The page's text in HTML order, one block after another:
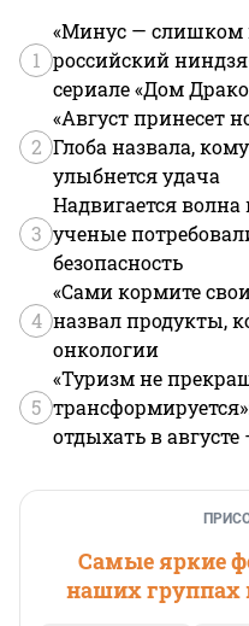
1
«Минус — слишком
российский
сериале «Дом
2
«Август принесет
Глоба назвала,
улыбнется удача
3
Надвигается
ученые
безопасность
4
«Сами кормите
назвал продукты,
онкологии
5
«Туризм не
отдыхать в августе
Самые яркие
наших группах